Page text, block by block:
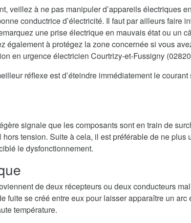
veillez à ne pas manipuler d’appareils électriques
conductrice d’électricité. Il faut par ailleurs faire
une prise électrique en mauvais état ou un
également à protégez la zone concernée si vous
en urgence électricien Courtrizy-et-Fussigny
réflexe est d’éteindre immédiatement le
signale que les composants sont en train de
hors tension. Suite à cela, il est préférable de ne plus
le dysfonctionnement.
de deux récepteurs ou deux conducteurs
fuite se créé entre eux pour laisser apparaître un
température.